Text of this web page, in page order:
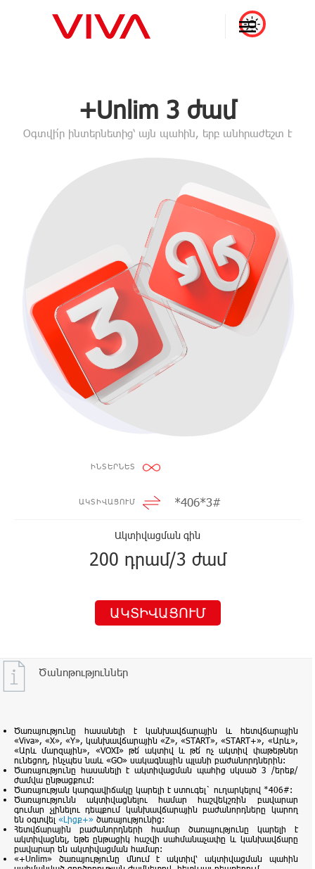
+Unlim 3 ժամ
Օգտվի՛ր ինտերնետից՝ այն պահին, երբ անհրաժեշտ է
ԻՆՏԵՐՆԵՏ
ԱԿՏԻՎԱՑՈՒՄ *406*3#
Ակտիվացման գին
200 դրամ/3 ժամ
ԱԿՏԻՎԱՑՈՒՄ
Ծանոթություններ
Ծառայությունը հասանելի է կանխավճարային և հետվճարային
«Viva», «X», «Y», կանխավճարային «Z», «START», «START+», «Արև»,
«Արև մարզային», «VOXI» թե՛ ակտիվ և թե՛ ոչ ակտիվ փաթեթներ
ունեցող, ինչպես նաև «GO» սակագնային պլանի բաժանորդներին:
Ծառայությունը հասանելի է ակտիվացման պահից սկսած 3 /երեք/
ժամվա ընթացքում:
Ծառայության կարգավիճակը կարելի է ստուգել` ուղարկելով *406#:
Ծառայությունն ակտիվացնելու համար հաշվեկշռին բավարար
գումար չլինելու դեպքում կանխավճարային բաժանորդները կարող
են օգտվել «Լիցք+» ծառայությունից:
Հետվճարային բաժանորդների համար ծառայությունը կարելի է
ակտիվացնել, եթե ընթացիկ հաշվի սահմանաչափը և կանխավճարը
բավարար են ակտիվացման համար:
«+Unlim» ծառայությունը մնում է ակտիվ՝ ակտիվացման պահին